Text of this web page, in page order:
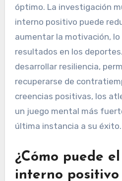
óptimo. La investigación
interno positivo puede
aumentar la motivación,
resultados en los
desarrollar resiliencia,
recuperarse de
creencias positivas, los
un juego mental más
última instancia a su éxito.
¿Cómo puede
interno